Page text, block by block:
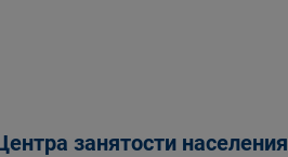
занятости населения